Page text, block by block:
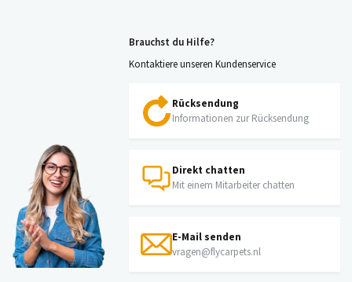
Brauchst du Hilfe?
Kontaktiere unseren Kundenservice
Rücksendung
Informationen zur Rücksendung
Direkt chatten
Mit einem Mitarbeiter chatten
E-Mail senden
vragen@flycarpets.nl